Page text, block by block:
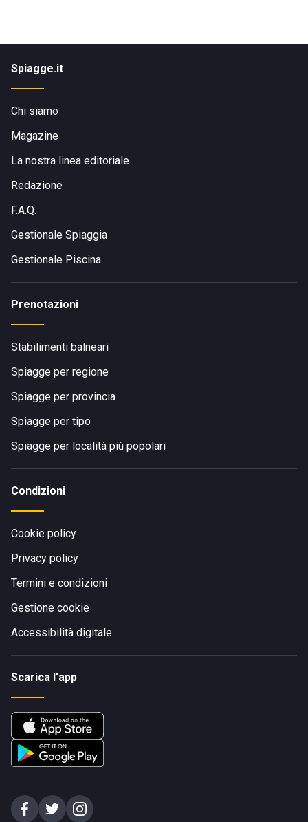
Spiagge.it
Chi siamo
Magazine
La nostra linea editoriale
Redazione
F.A.Q.
Gestionale Spiaggia
Gestionale Piscina
Prenotazioni
Stabilimenti balneari
Spiagge per regione
Spiagge per provincia
Spiagge per tipo
Spiagge per località più popolari
Condizioni
Cookie policy
Privacy policy
Termini e condizioni
Gestione cookie
Accessibilità digitale
Scarica l'app